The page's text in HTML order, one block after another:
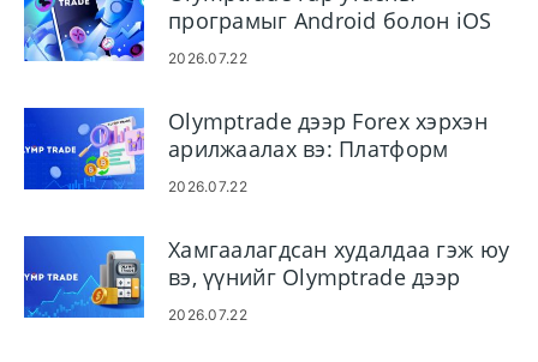
програмыг Android болон iOS
дээр татаж аваад суулгаарай
2026.07.22
Olymptrade дээр Forex хэрхэн
арилжаалах вэ: Платформ
арилжааны үндэс
2026.07.22
Хамгаалагдсан худалдаа гэж юу
вэ, үүнийг Olymptrade дээр
хэрхэн ашиглах вэ
2026.07.22